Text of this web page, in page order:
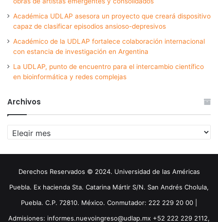
Académica UDLAP asesora un proyecto que creará dispositivo
capaz de clasificar episodios ansioso-depresivos
Académico de la UDLAP fortalece colaboración internacional
con estancia de investigación en Argentina
La UDLAP, punto de encuentro para el intercambio científico
en bioinformática y redes complejas
Archivos
Archivos
Derechos Reservados © 2024. Universidad de las Américas
Puebla. Ex hacienda Sta. Catarina Mártir S/N. San Andrés Cholula,
Puebla. C.P. 72810. México. Conmutador: 222 229 20 00 |
Admisiones: informes.nuevoingreso@udlap.mx +52 222 229 2112,